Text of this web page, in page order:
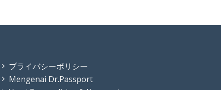
プライバシーポリシー
Mengenai Dr.Passport